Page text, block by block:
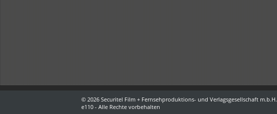
© 2026 Securitel Film + Fernsehproduktions- und Verlagsgesellschaft m.b.H.
e110 - Alle Rechte vorbehalten